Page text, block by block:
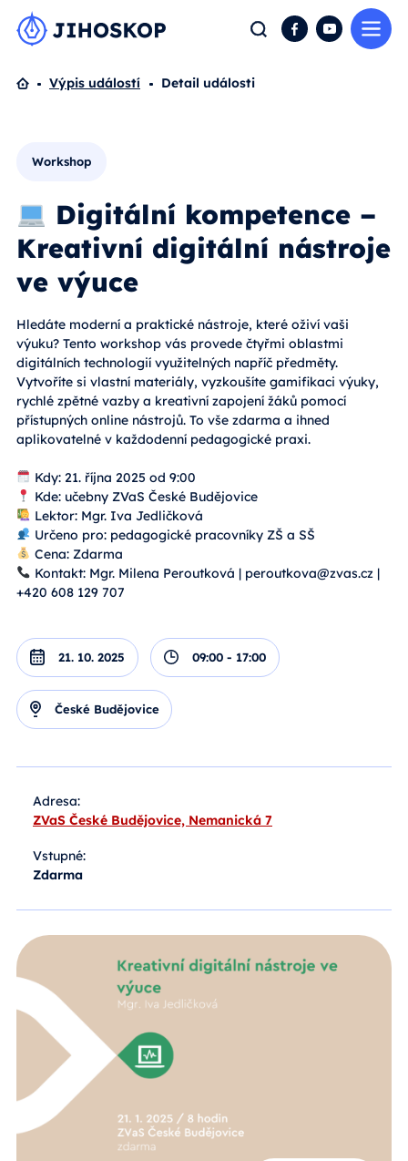
Hledat FacebookYouTube
Domů
Výpis událostí Detail události
Workshop
Digitální kompetence –
Kreativní digitální nástroje
ve výuce
Hledáte moderní a praktické nástroje, které oživí vaši
výuku? Tento workshop vás provede čtyřmi oblastmi
digitálních technologií využitelných napříč předměty.
Vytvoříte si vlastní materiály, vyzkoušíte gamifikaci výuky,
rychlé zpětné vazby a kreativní zapojení žáků pomocí
přístupných online nástrojů. To vše zdarma a ihned
aplikovatelné v každodenní pedagogické praxi.
Kdy: 21. října 2025 od 9:00
Kde: učebny ZVaS České Budějovice
Lektor: Mgr. Iva Jedličková
Určeno pro: pedagogické pracovníky ZŠ a SŠ
Cena: Zdarma
Kontakt: Mgr. Milena Peroutková | peroutkova@zvas.cz |
+420 608 129 707
21. 10. 2025 09:00 - 17:00
České Budějovice
Adresa:
ZVaS České Budějovice, Nemanická 7
Vstupné:
Zdarma